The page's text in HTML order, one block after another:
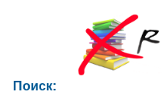
Поиск: